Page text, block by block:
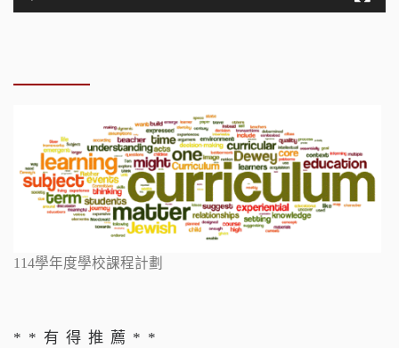
114學年度學校課程計劃
* * 有 得 推 薦 * *